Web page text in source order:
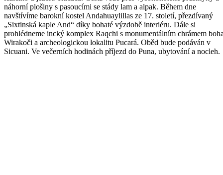
náhorní plošiny s pasoucími se stády lam a alpak. Během dne
navštívíme barokní kostel Andahuaylillas ze 17. století, přezdívaný
„Sixtinská kaple And“ díky bohaté výzdobě interiéru. Dále si
prohlédneme incký komplex Raqchi s monumentálním chrámem
Wirakoči a archeologickou lokalitu Pucará. Oběd bude podáván v
Sicuani. Ve večerních hodinách příjezd do Puna, ubytování a nocleh.